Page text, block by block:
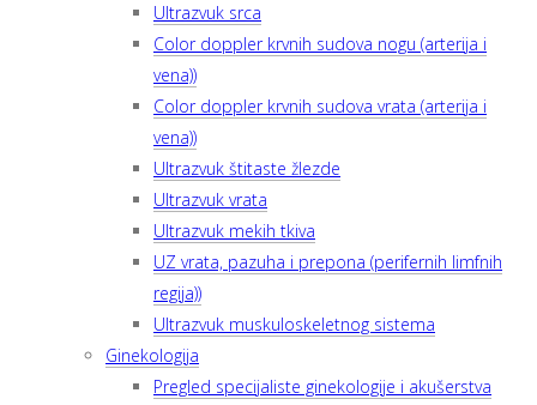
Ultrazvuk srca
Color doppler krvnih sudova nogu (arterija i
vena))
Color doppler krvnih sudova vrata (arterija i
vena))
Ultrazvuk štitaste žlezde
Ultrazvuk vrata
Ultrazvuk mekih tkiva
UZ vrata, pazuha i prepona (perifernih limfnih
regija))
Ultrazvuk muskuloskeletnog sistema
Ginekologija
Pregled specijaliste ginekologije i akušerstva